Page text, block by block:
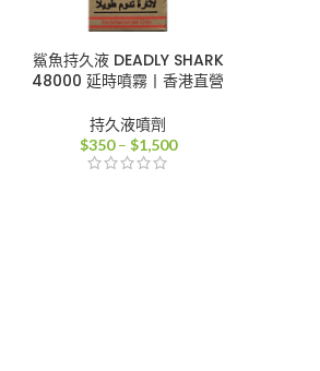
鯊魚持久液 DEADLY SHARK
48000 延時噴霧丨香港直營
持久液噴劑
$350 – $1,500價